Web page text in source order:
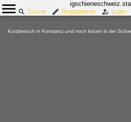
Suche
Registrieren Login
Kurzbesuch in Konstanz und noch kürzer in der